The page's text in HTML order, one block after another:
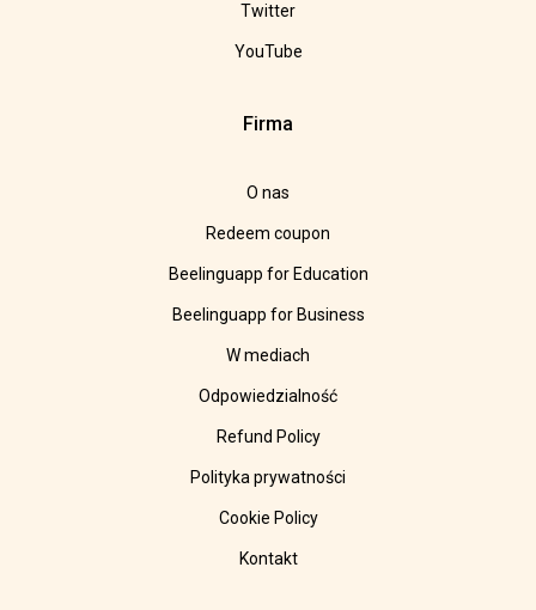
Twitter
YouTube
Firma
O nas
Redeem coupon
Beelinguapp for Education
Beelinguapp for Business
W mediach
Odpowiedzialność
Refund Policy
Polityka prywatności
Cookie Policy
Kontakt